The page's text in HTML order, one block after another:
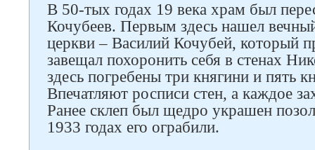
В 50-тых годах 19 века храм был
Кочубеев. Первым здесь нашел
церкви – Василий Кочубей, который
завещал похоронить себя в стенах
здесь погребены три княгини и пять
Впечатляют росписи стен, а каждое
Ранее склеп был щедро украшен
1933 годах его ограбили.